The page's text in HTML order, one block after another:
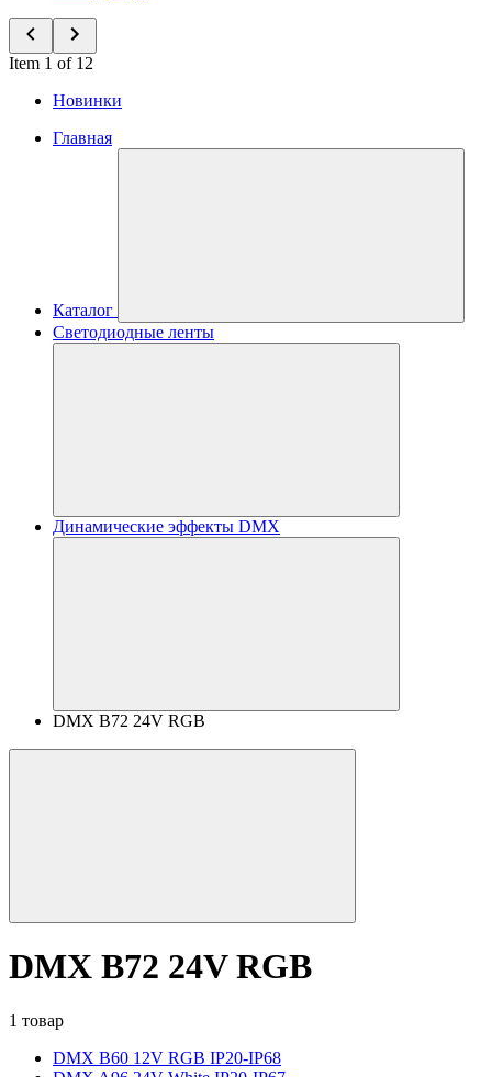
Item 1 of 12
Новинки
Главная
Каталог
Светодиодные ленты
Динамические эффекты DMX
DMX B72 24V RGB
DMX B72 24V RGB
1 товар
DMX B60 12V RGB IP20-IP68